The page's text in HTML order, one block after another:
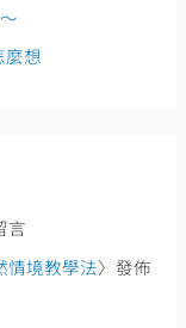
麼想
言
情境教學法〉發佈